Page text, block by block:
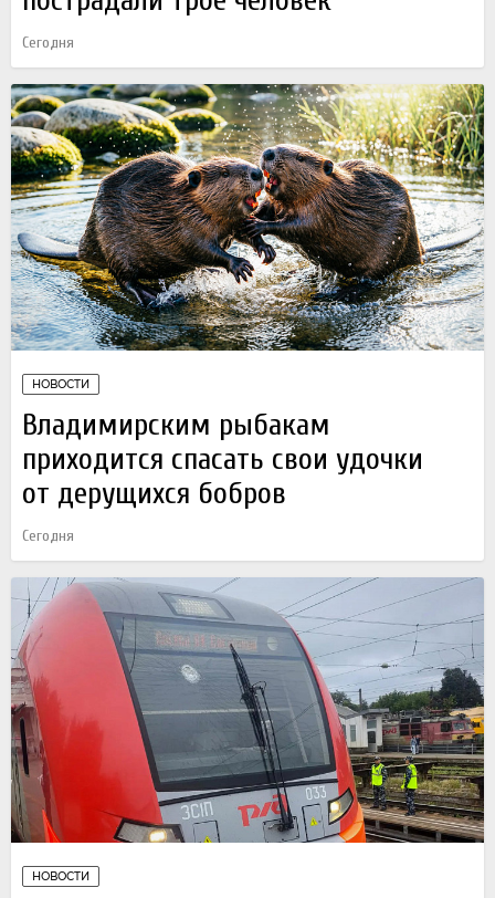
Сегодня
НОВОСТИ
Владимирским рыбакам
приходится спасать свои удочки
от дерущихся бобров
Сегодня
НОВОСТИ